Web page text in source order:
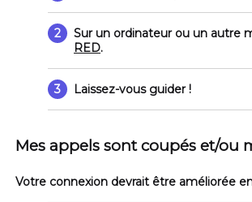
2 Sur un ordinateur ou un autre
RED.
3 Laissez-vous guider !
Mes appels sont coupés et/ou
Votre connexion devrait être améliorée